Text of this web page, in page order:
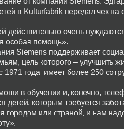
в Kulturfabrik передал чек на
действительно очень
особая помощь».
Siemens поддерживает
цель которого – улучшить
года, имеет более 250
в обучении и, конечно,
детей, которым требуется
городом или страной, и нам